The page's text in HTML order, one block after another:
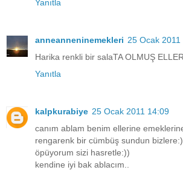
Yanıtla
anneanneninemekleri 25 Ocak 2011
Harika renkli bir salaTA OLMUŞ
Yanıtla
kalpkurabiye 25 Ocak 2011 14:09
canım ablam benim ellerine
rengarenk bir cümbüş sundun bizlere:)
öpüyorum sizi hasretle:))
kendine iyi bak ablacım..